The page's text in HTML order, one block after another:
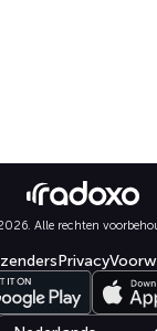
Alle rechten
Privacy
language